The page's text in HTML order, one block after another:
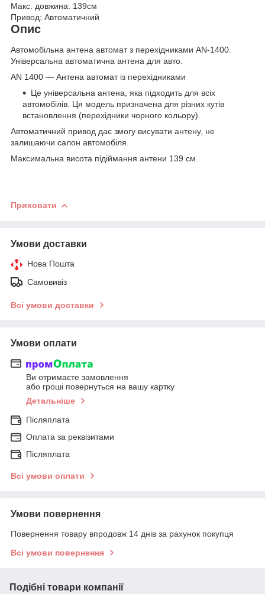
Макс. довжина: 139см
Привод: Автоматичний
Опис
Автомобільна антена автомат з перехідниками AN-1400.
Універсальна автоматична антена для авто.
AN 1400 — Антена автомат із перехідниками
Це універсальна антена, яка підходить для всіх
автомобілів. Ця модель призначена для різних кутів
встановлення (перехідники чорного кольору).
Автоматичний привод дає змогу висувати антену, не
залишаючи салон автомобіля.
Максимальна висота підіймання антени 139 см.
Приховати
Умови доставки
Нова Пошта
Самовивіз
Всі умови доставки
Умови оплати
Ви отримаєте замовлення
або гроші повернуться на вашу картку
Детальніше
Післяплата
Оплата за реквізитами
Післяплата
Всі умови оплати
Умови повернення
Повернення товару впродовж 14 днів за рахунок покупця
Всі умови повернення
Подібні товари компанії